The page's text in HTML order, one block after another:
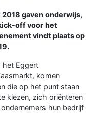
2018 gaven onderwijs,
off voor het
vindt plaats op
het Eggert
komen
die op het punt staan
kiezen, zich oriënteren
hun bedrijf